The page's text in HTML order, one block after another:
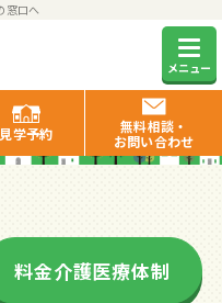
窓口へ
メニュー
見学予約
無料相談・
お問い合わせ
グなでしこ
料金介護医療体制